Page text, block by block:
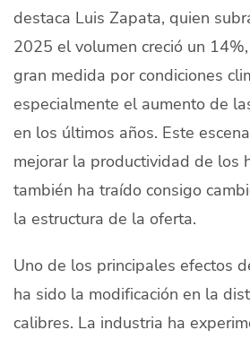
Contacto
destaca Luis Zapata, quien
2025 el volumen creció un
gran medida por condiciones
especialmente el aumento de
en los últimos años. Este
mejorar la productividad de los
también ha traído consigo
la estructura de la oferta.
Uno de los principales efectos
ha sido la modificación en la
calibres. La industria ha